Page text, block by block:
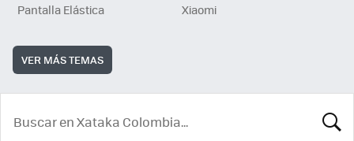
Pantalla Elástica
Xiaomi
VER MÁS TEMAS